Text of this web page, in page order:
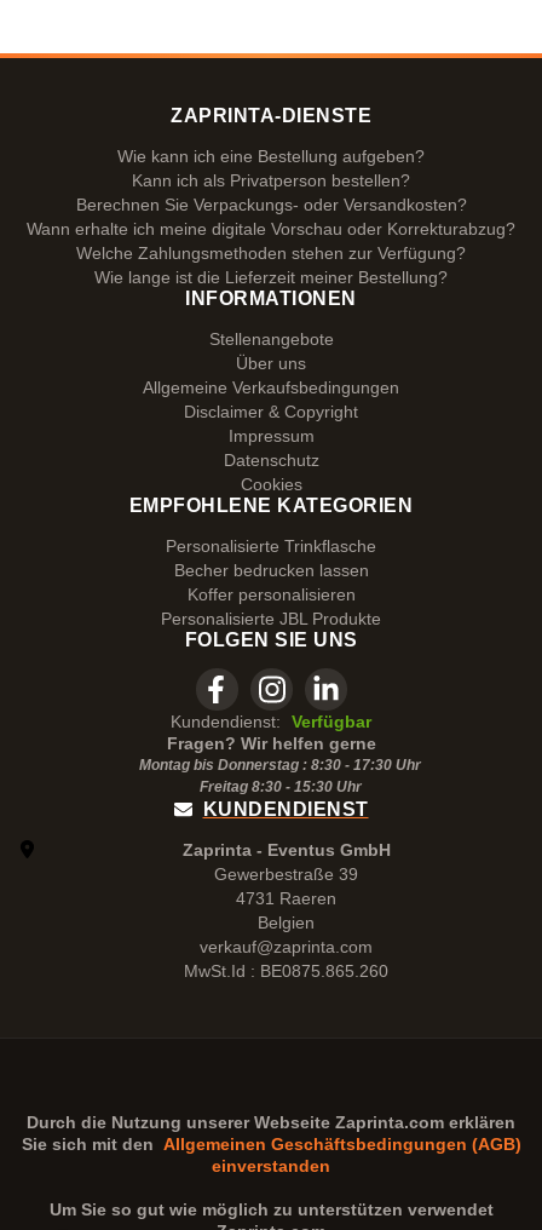
ZAPRINTA-DIENSTE
Wie kann ich eine Bestellung aufgeben?
Kann ich als Privatperson bestellen?
Berechnen Sie Verpackungs- oder Versandkosten?
Wann erhalte ich meine digitale Vorschau oder Korrekturabzug?
Welche Zahlungsmethoden stehen zur Verfügung?
Wie lange ist die Lieferzeit meiner Bestellung?
INFORMATIONEN
Stellenangebote
Über uns
Allgemeine Verkaufsbedingungen
Disclaimer & Copyright
Impressum
Datenschutz
Cookies
EMPFOHLENE KATEGORIEN
Personalisierte Trinkflasche
Becher bedrucken lassen
Koffer personalisieren
Personalisierte JBL Produkte
FOLGEN SIE UNS
Kundendienst:
Verfügbar
Fragen? Wir helfen gerne
Montag bis Donnerstag : 8:30 - 17:30 Uhr
Freitag 8:30 - 15:30Uhr
KUNDENDIENST
Zaprinta - Eventus GmbH
Gewerbestraße 39
4731 Raeren
Belgien
verkauf@zaprinta.com
MwSt.Id : BE0875.865.260
Durch die Nutzung unserer Webseite Zaprinta.com erklären
Sie sich mit den Allgemeinen Geschäftsbedingungen (AGB)
einverstanden
Um Sie so gut wie möglich zu unterstützen verwendet